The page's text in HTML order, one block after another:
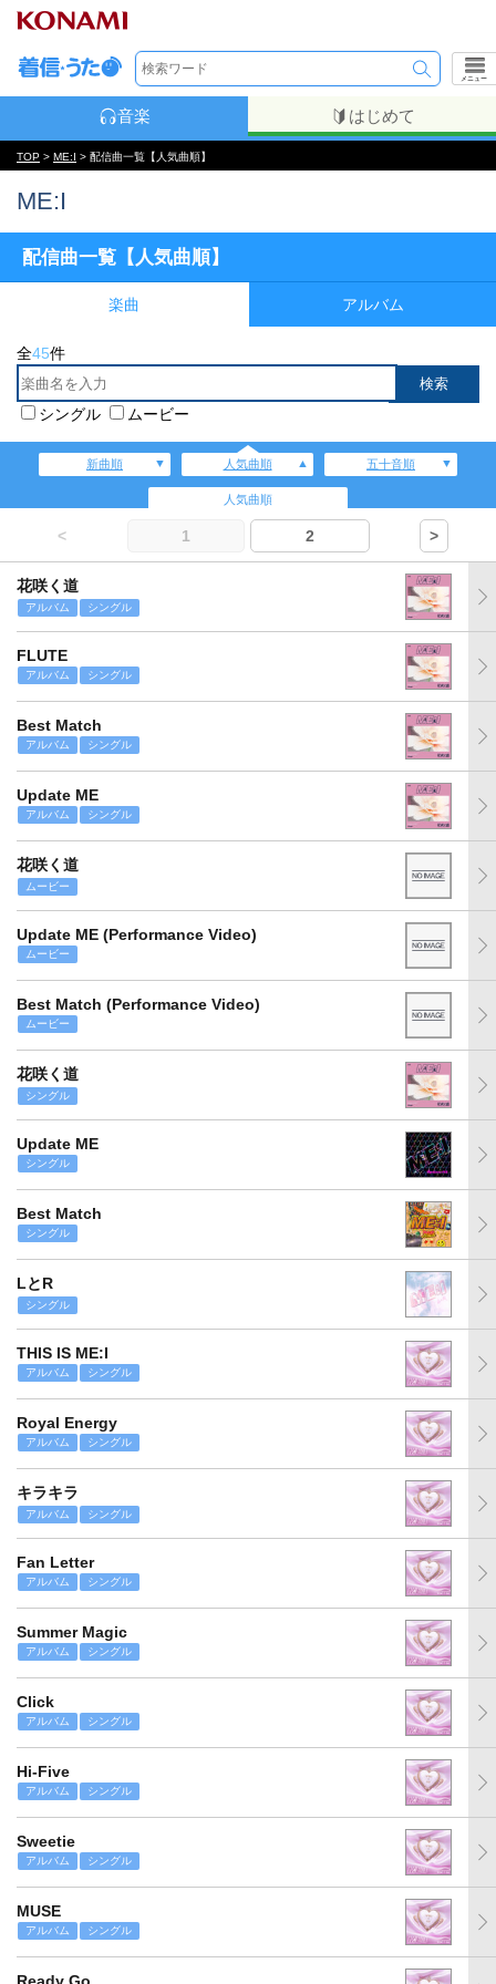
メニュー
音楽 はじめて
TOP > ME:I > 配信曲一覧【人気曲順】
ME:I
配信曲一覧【人気曲順】
楽曲 アルバム
全45件
シングル ムービー
新曲順 人気曲順 五十音順
人気曲順
< 1 2 >
花咲く道
アルバム シングル
FLUTE
アルバム シングル
Best Match
アルバム シングル
Update ME
アルバム シングル
花咲く道
ムービー
Update ME (Performance Video)
ムービー
Best Match (Performance Video)
ムービー
花咲く道
シングル
Update ME
シングル
Best Match
シングル
LとR
シングル
THIS IS ME:I
アルバム シングル
Royal Energy
アルバム シングル
キラキラ
アルバム シングル
Fan Letter
アルバム シングル
Summer Magic
アルバム シングル
Click
アルバム シングル
Hi-Five
アルバム シングル
Sweetie
アルバム シングル
MUSE
アルバム シングル